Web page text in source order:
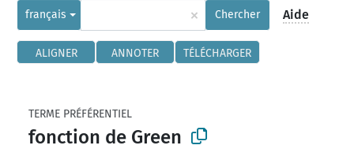
français × Chercher Aide
ALIGNER ANNOTER TÉLÉCHARGER
TERME PRÉFÉRENTIEL
fonction de Green